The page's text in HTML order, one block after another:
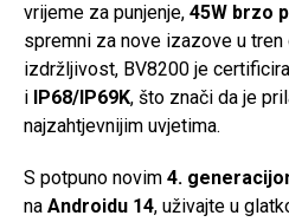
vrijeme za punjenje, 45W brzo
spremni za nove izazove u tren
izdržljivost, BV8200 je
i IP68/IP69K, što znači da je
najzahtjevnijim uvjetima.
S potpuno novim 4.
na Androidu 14, uživajte u